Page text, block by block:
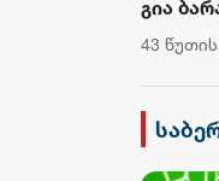
თავად
11:18